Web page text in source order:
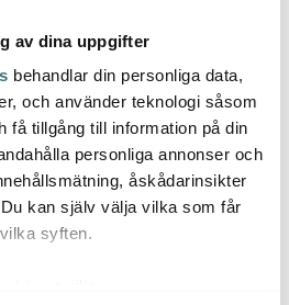
av dina uppgifter
behandlar din personliga data,
och använder teknologi såsom
få tillgång till information på din
personliga annonser och
åskådarinsikter
kan själv välja vilka som får
syften.
Rosenthal
Sonetto Bianco skål 18
cm vit
245 kr